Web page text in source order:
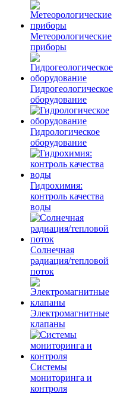
Метеорологические
приборы
Гидрогеологическое
оборудование
Гидрологическое
оборудование
Гидрохимия:
контроль качества
воды
Солнечная
радиация/тепловой
поток
Электромагнитные
клапаны
Системы
мониторинга и
контроля